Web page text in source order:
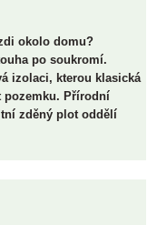
okolo domu?
po soukromí.
izolaci, kterou klasická
pozemku. Přírodní
zděný plot oddělí